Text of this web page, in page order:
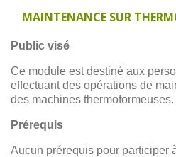
MAINTENANCE SUR
Public visé
Ce module est destiné aux
effectuant des opérations de
des machines thermoformeuses.
Prérequis
Aucun prérequis pour participer